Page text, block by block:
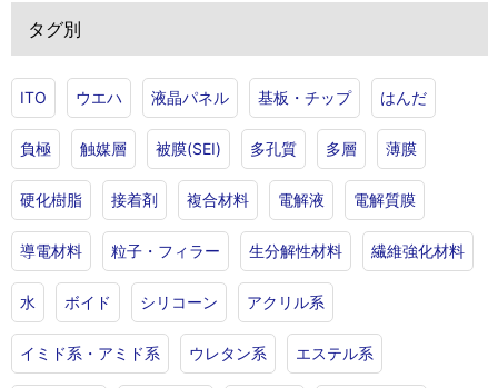
タグ別
ITO ウエハ 液晶パネル 基板・チップ はんだ
負極 触媒層 被膜(SEI) 多孔質 多層 薄膜
硬化樹脂 接着剤 複合材料 電解液 電解質膜
導電材料 粒子・フィラー 生分解性材料 繊維強化材料
水 ボイド シリコーン アクリル系
イミド系・アミド系 ウレタン系 エステル系